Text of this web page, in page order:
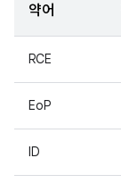
약어
RCE
EoP
ID